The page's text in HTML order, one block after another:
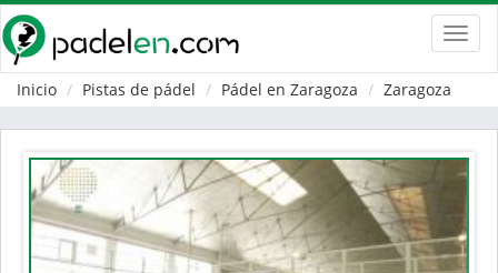
Inicio
Pistas de pádel Pádel en Zaragoza Zaragoza